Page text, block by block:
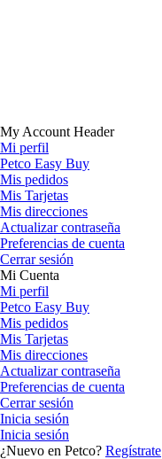
My Account Header
Mi perfil
Petco Easy Buy
Mis pedidos
Mis Tarjetas
Mis direcciones
Actualizar contraseña
Preferencias de cuenta
Cerrar sesión
Mi Cuenta
Mi perfil
Petco Easy Buy
Mis pedidos
Mis Tarjetas
Mis direcciones
Actualizar contraseña
Preferencias de cuenta
Cerrar sesión
Inicia sesión
Inicia sesión
¿Nuevo en Petco? Regístrate